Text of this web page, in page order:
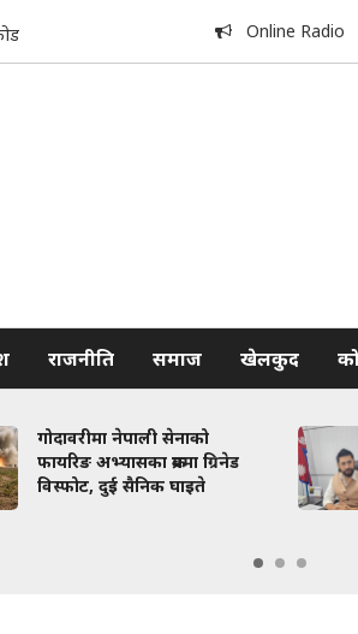
Online Radio
राजनीति समाज खेलकुद
गोदावरीमा नेपाली सेनाको
फायरिङ अभ्यासका क्रममा ग्रिनेड
विस्फोट, दुई सैनिक घाइते